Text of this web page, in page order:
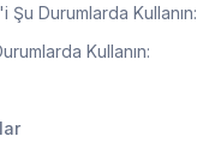
Durumlarda Kullanın:
Kullanın: